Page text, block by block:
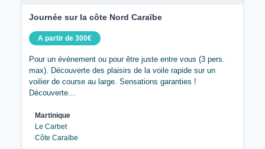
Journée sur la côte Nord Caraïbe
A partir de 300€
Pour un événement ou pour être juste entre vous (3 pers.
max). Découverte des plaisirs de la voile rapide sur un
voilier de course au large. Sensations garanties !
Découverte…
Martinique
Le Carbet
Côte Caraïbe